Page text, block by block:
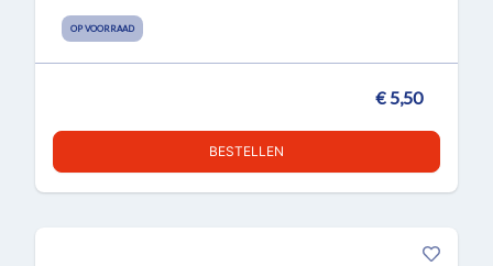
OP VOORRAAD
€ 5,50
BESTELLEN